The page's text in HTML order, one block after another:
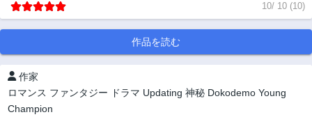
10/ 10 (10)
作品を読む
作家
ロマンス ファンタジー ドラマ Updating 神秘 Dokodemo Young
Champion